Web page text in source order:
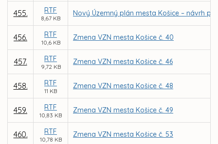
455. RTF
8,67 KB
Nový Územný plán mesta Košice – návrh
456. RTF
10,6 KB
Zmena VZN mesta Košice č. 40
457. RTF
9,72 KB
Zmena VZN mesta Košice č. 46
458. RTF
11 KB
Zmena VZN mesta Košice č. 48
459. RTF
10,83 KB
Zmena VZN mesta Košice č. 49
460. RTF
10,78 KB
Zmena VZN mesta Košice č. 53